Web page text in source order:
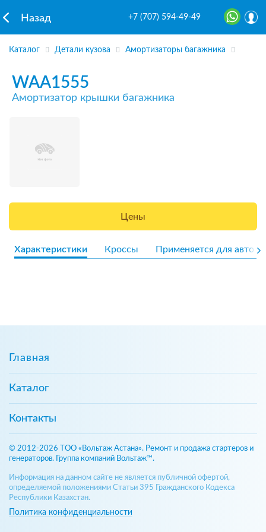
Назад +7 (707) 594-49-49
Каталог Детали кузова Амортизаторы багажника
WAA1555
Амортизатор крышки багажника
Цены
Характеристики Кроссы Применяется для авто
Главная
Каталог
Контакты
© 2012-2026 ТОО «Вольтаж Астана». Ремонт и продажа стартеров и
генераторов. Группа компаний Вольтаж™.
Информация на данном сайте не является публичной офертой,
определяемой положениями Статьи 395 Гражданского Кодекса
Республики Казахстан.
Политика конфиденциальности